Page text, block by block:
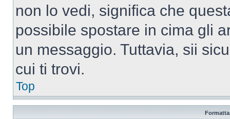
non lo vedi, significa che
possibile spostare in cima gli
un messaggio. Tuttavia, sii
cui ti trovi.
Top